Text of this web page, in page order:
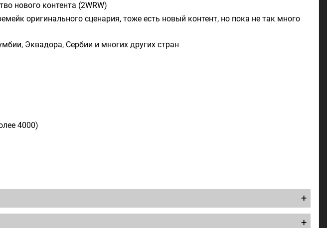
нового контента (2WRW)
оригинального сценария, тоже есть новый контент, но пока не так много
Эквадора, Сербии и многих других стран
4000)